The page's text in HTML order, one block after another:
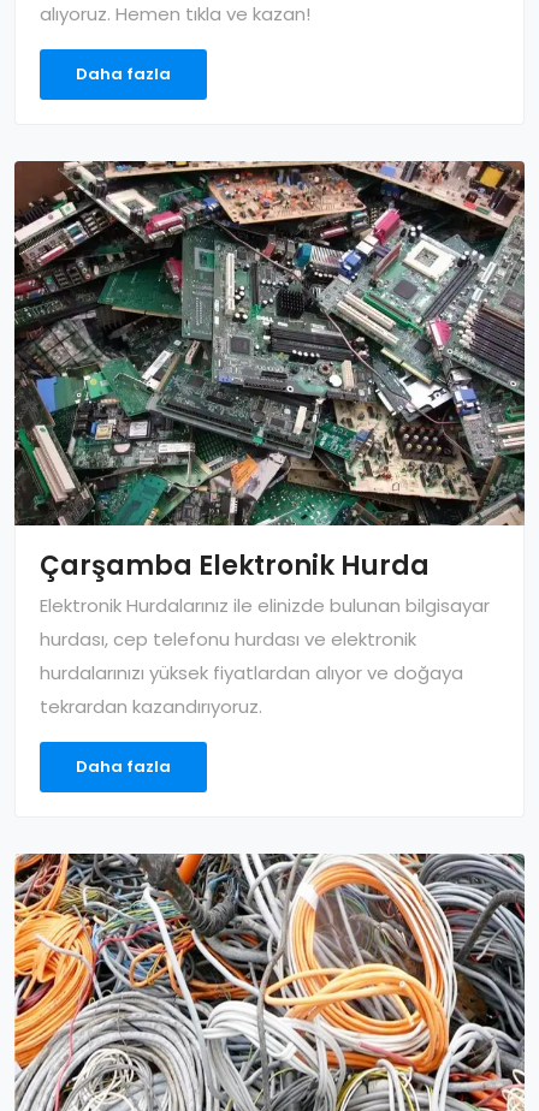
alıyoruz. Hemen tıkla ve kazan!
Daha fazla
Çarşamba Elektronik Hurda
Elektronik Hurdalarınız ile elinizde bulunan bilgisayar
hurdası, cep telefonu hurdası ve elektronik
hurdalarınızı yüksek fiyatlardan alıyor ve doğaya
tekrardan kazandırıyoruz.
Daha fazla